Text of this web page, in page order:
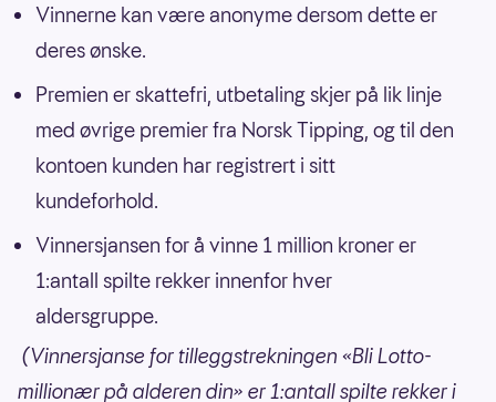
Vinnerne kan være anonyme dersom dette er
deres ønske.
Premien er skattefri, utbetaling skjer på lik linje
med øvrige premier fra Norsk Tipping, og til den
kontoen kunden har registrert i sitt
kundeforhold.
Vinnersjansen for å vinne 1 million kroner er
1:antall spilte rekker innenfor hver
aldersgruppe.
(Vinnersjanse for tilleggstrekningen «Bli Lotto-
millionær på alderen din» er 1:antall spilte rekker i